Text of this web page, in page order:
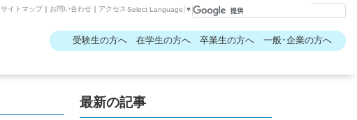
Select Language ▼
アクセス
｜
お問い合わせ
｜
サイトマップ
受験生の方へ 在学生の方へ 卒業生の方へ 一般･企業の方へ
最新の記事